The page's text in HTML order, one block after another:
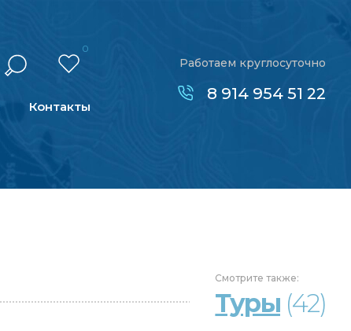
0
Контакты
Работаем круглосуточно
8 914 954 51 22
Смотрите также:
Туры (42)